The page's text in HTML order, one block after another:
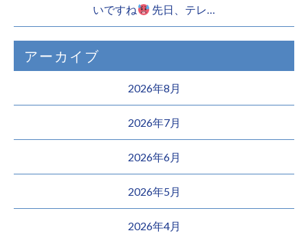
いですね
先日、テレ…
アーカイブ
2026年8月
2026年7月
2026年6月
2026年5月
2026年4月